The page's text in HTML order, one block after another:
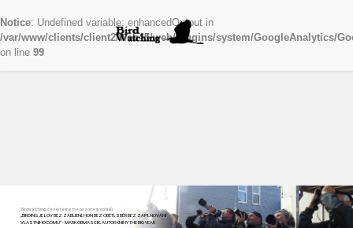
Notice: Undefined variable: enhancedOutput in
/var/www/clients/client2/web45/web/plugins/system/GoogleAnalytics/
on line 99
Birdwatching, česky řekneme pozorování ptáků
„BIRDING JE LOV BEZ ZABÍJENÍ, HON BEZ OBĚTÍ, SBĚR BEZ ZAPLŇOVÁNÍ
VLASTNÍHO DOMU“ - MARK OBMASCIK, AUTOR KNIHY THE BIG YEAR